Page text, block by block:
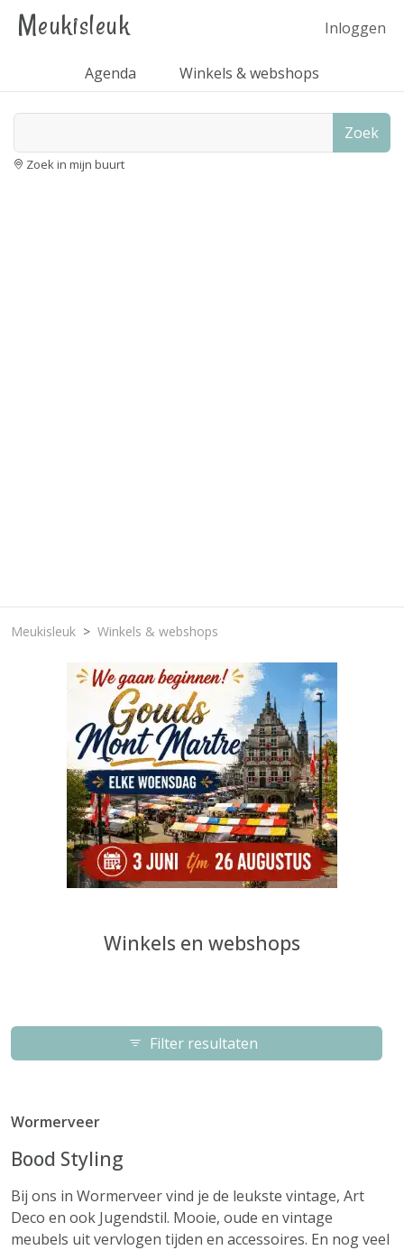
Meukisleuk Inloggen
Agenda Winkels & webshops
Zoek
Zoek in mijn buurt
Meukisleuk Winkels & webshops
Winkels en webshops
Filter resultaten
Wormerveer
Bood Styling
Bij ons in Wormerveer vind je de leukste vintage, Art
Deco en ook Jugendstil. Mooie, oude en vintage
meubels uit vervlogen tijden en accessoires. En nog veel